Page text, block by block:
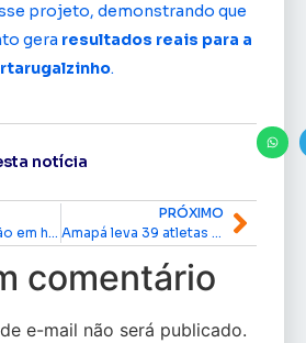
projeto, demonstrando que
gera resultados reais para a
.
notícia
PRÓXIMO
comentário
e-mail não será publicado.